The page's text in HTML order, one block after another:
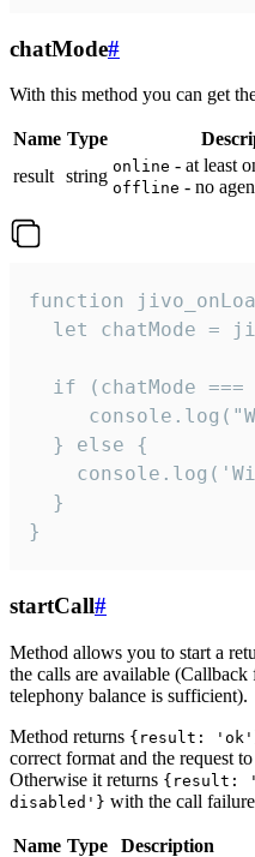
chatMode#
With this method you can get
Name Type
result string online - at least
offline - no
function
let chatMode =
if (chatMode ===
  } else {
  }
}
startCall#
Method allows you to start a
the calls are available
telephony balance is sufficient).
Method returns {result:
correct format and the request
Otherwise it returns {result:
disabled'} with the call
Name Type
Description